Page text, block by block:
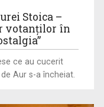
Stoica –
votanţilor în
ce au cucerit
Aur s-a încheiat.